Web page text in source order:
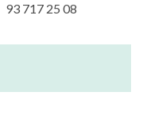
93 717 25 08